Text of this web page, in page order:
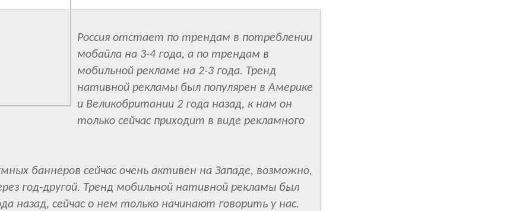
Россия отстает по трендам в потреблении
мобайла на 3-4 года, а по трендам в
мобильной рекламе на 2-3 года. Тренд
нативной рекламы был популярен в Америке
и Великобритании 2 года назад, к нам он
только сейчас приходит в виде рекламного
баннеров сейчас очень активен на Западе, возможно,
год-другой. Тренд мобильной нативной рекламы был
назад, сейчас о нем только начинают говорить у нас.